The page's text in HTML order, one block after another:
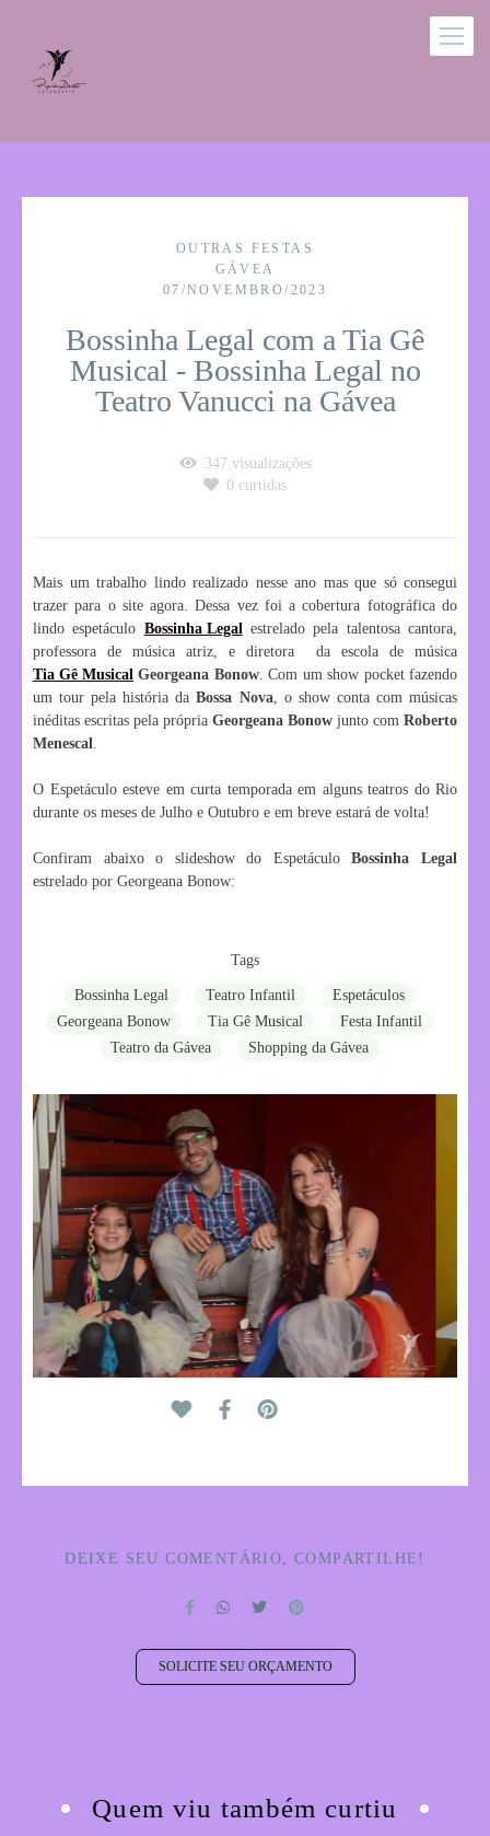
OUTRAS FESTAS
GÁVEA
07/NOVEMBRO/2023
Bossinha Legal com a Tia Gê
Musical - Bossinha Legal no
Teatro Vanucci na Gávea
347visualizações
0 curtidas
Mais um trabalho lindo realizado nesse ano mas que só consegui
trazer para o site agora. Dessa vez foi a cobertura fotográfica do
lindo espetáculo Bossinha Legalestrelado pela talentosa cantora,
professora de música atriz, e diretora da escola de música
Tia Gê Musical Georgeana Bonow. Com um show pocket fazendo
um tour pela história daBossa Nova, o show conta com músicas
inéditas escritas pela própria Georgeana Bonow junto com Roberto
Menescal.
O Espetáculo esteve em curta temporada em alguns teatros do Rio
durante os meses de Julho e Outubro e em breve estará de volta!
Confiram abaixo o slideshow do EspetáculoBossinha Legal
estrelado por Georgeana Bonow:
Tags
Bossinha Legal Teatro Infantil
Espetáculos
Georgeana Bonow
Tia Gê Musical
Festa Infantil
Teatro da Gávea
Shopping da Gávea
DEIXE SEU COMENTÁRIO, COMPARTILHE!
SOLICITE SEU ORÇAMENTO
Quem viu também curtiu